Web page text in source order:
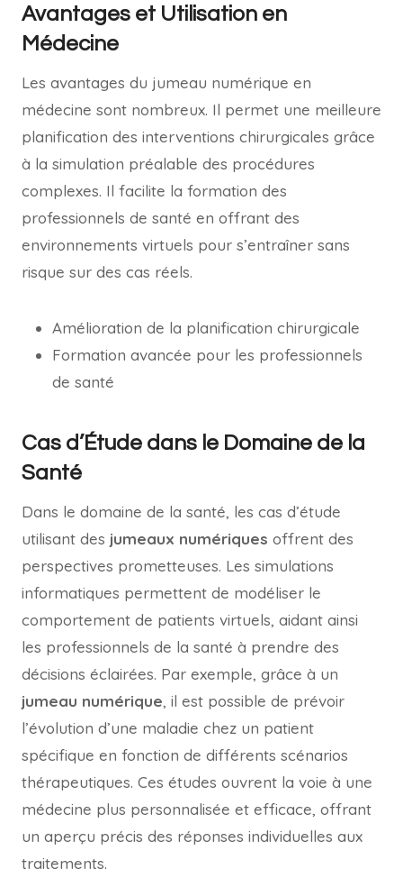
Avantages et Utilisation en
Médecine
Les avantages du jumeau numérique en
médecine sont nombreux. Il permet une meilleure
planification des interventions chirurgicales grâce
à la simulation préalable des procédures
complexes. Il facilite la formation des
professionnels de santé en offrant des
environnements virtuels pour s’entraîner sans
risque sur des cas réels.
Amélioration de la planification chirurgicale
Formation avancée pour les professionnels
de santé
Cas d’Étude dans le Domaine de la
Santé
Dans le domaine de la santé, les cas d’étude
utilisant des jumeaux numériques offrent des
perspectives prometteuses. Les simulations
informatiques permettent de modéliser le
comportement de patients virtuels, aidant ainsi
les professionnels de la santé à prendre des
décisions éclairées. Par exemple, grâce à un
jumeau numérique, il est possible de prévoir
l’évolution d’une maladie chez un patient
spécifique en fonction de différents scénarios
thérapeutiques. Ces études ouvrent la voie à une
médecine plus personnalisée et efficace, offrant
un aperçu précis des réponses individuelles aux
traitements.